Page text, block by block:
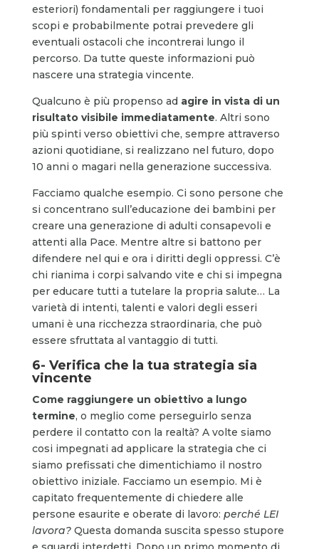
esteriori) fondamentali per raggiungere i tuoi
scopi e probabilmente potrai prevedere gli
eventuali ostacoli che incontrerai lungo il
percorso. Da tutte queste informazioni può
nascere una strategia vincente.
Qualcuno è più propenso ad agire in vista di un
risultato visibile immediatamente. Altri sono
più spinti verso obiettivi che, sempre attraverso
azioni quotidiane, si realizzano nel futuro, dopo
10 anni o magari nella generazione successiva.
Facciamo qualche esempio. Ci sono persone che
si concentrano sull’educazione dei bambini per
creare una generazione di adulti consapevoli e
attenti alla Pace. Mentre altre si battono per
difendere nel qui e ora i diritti degli oppressi. C’è
chi rianima i corpi salvando vite e chi si impegna
per educare tutti a tutelare la propria salute… La
varietà di intenti, talenti e valori degli esseri
umani è una ricchezza straordinaria, che può
essere sfruttata al vantaggio di tutti.
6- Verifica che la tua strategia sia
vincente
Come raggiungere un obiettivo a lungo
termine, o meglio come perseguirlo senza
perdere il contatto con la realtà? A volte siamo
cosi impegnati ad applicare la strategia che ci
siamo prefissati che dimentichiamo il nostro
obiettivo iniziale. Facciamo un esempio. Mi è
capitato frequentemente di chiedere alle
persone esaurite e oberate di lavoro: perché LEI
lavora?Questa domanda suscita spesso stupore